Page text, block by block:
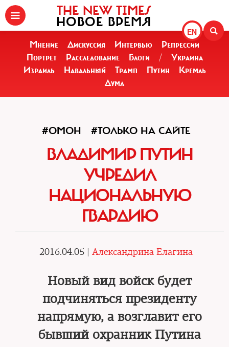
EN
THE NEW TIMES
НОВОЕ ВРЕМЯ
Мнение Дискуссия Интервью
Репрессии
Портрет
Расследование Блоги /
Украина
Израиль
Навальный Трамп Путин
Кремль
Дума
#ОМОН #ТОЛЬКО НА САЙТЕ
ВЛАДИМИР ПУТИН
УЧРЕДИЛ
НАЦИОНАЛЬНУЮ
ГВАРДИЮ
2016.04.05 | Александрина Елагина
Новый вид войск будет
подчиняться президенту
напрямую, а возглавит его
бывший охранник Путина